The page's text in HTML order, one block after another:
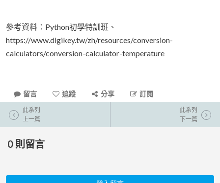
參考資料：Python初學特訓班、
https://www.digikey.tw/zh/resources/conversion-
calculators/conversion-calculator-temperature
留言 追蹤 分享 訂閱
此系列
上一篇
此系列
下一篇
0 則留言